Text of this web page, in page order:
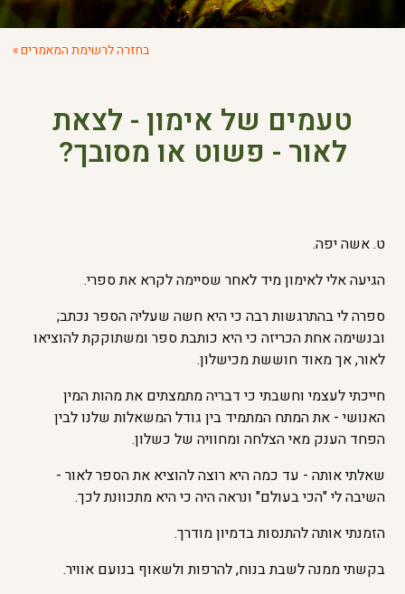
בחזרה לרשימת המאמרים »
טעמים של אימון - לצאת
לאור - פשוט או מסובך?
ט. אשה יפה.
הגיעה אלי לאימון מיד לאחר שסיימה לקרא את ספרי.
ספרה לי בהתרגשות רבה כי היא חשה שעליה הספר נכתב;
ובנשימה אחת הכריזה כי היא כותבת ספר ומשתוקקת להוציאו
לאור, אך מאוד חוששת מכישלון.
חייכתי לעצמי וחשבתי כי דבריה מתמצתים את מהות המין
האנושי - את המתח המתמיד בין גודל המשאלות שלנו לבין
הפחד הענק מאי הצלחה ומחוויה של כשלון.
שאלתי אותה - עד כמה היא רוצה להוציא את הספר לאור -
השיבה לי "הכי בעולם" ונראה היה כי היא מתכוונת לכך.
הזמנתי אותה להתנסות בדמיון מודרך.
בקשתי ממנה לשבת בנוח, להרפות ולשאוף בנועם אוויר.